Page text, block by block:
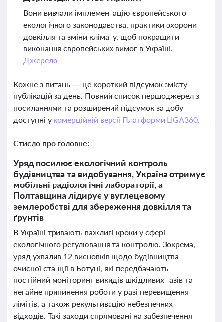
Вони вивчали імплементацію європейського
екологічного законодавства, практики охорони
довкілля та зміни клімату, щоб покращити
виконання європейських вимог в Україні.
Джерело
Кожне з питань — це короткий підсумок змісту
публікацій за день. Повний список першоджерел з
посиланнями та розширений підсумок за добу
доступні у комерційній версії Платформи LIGA360.
Стисло про головне:
Уряд посилює екологічний контроль
будівництва та видобування, Україна отримує
мобільні радіологічні лабораторії, а
Полтавщина лідирує у вуглецевому
землеробстві для збереження довкілля та
ґрунтів
В Україні тривають важливі кроки у сфері
екологічного регулювання та контролю. Зокрема,
уряд ухвалив 12 висновків щодо будівництва
очисної станції в Ботуні, які передбачають
постійний моніторинг викидів шкідливих газів та
негайне припинення роботи у разі перевищення
лімітів, а також рекультивацію небезпечних
відходів. Такі заходи спрямовані на забезпечення